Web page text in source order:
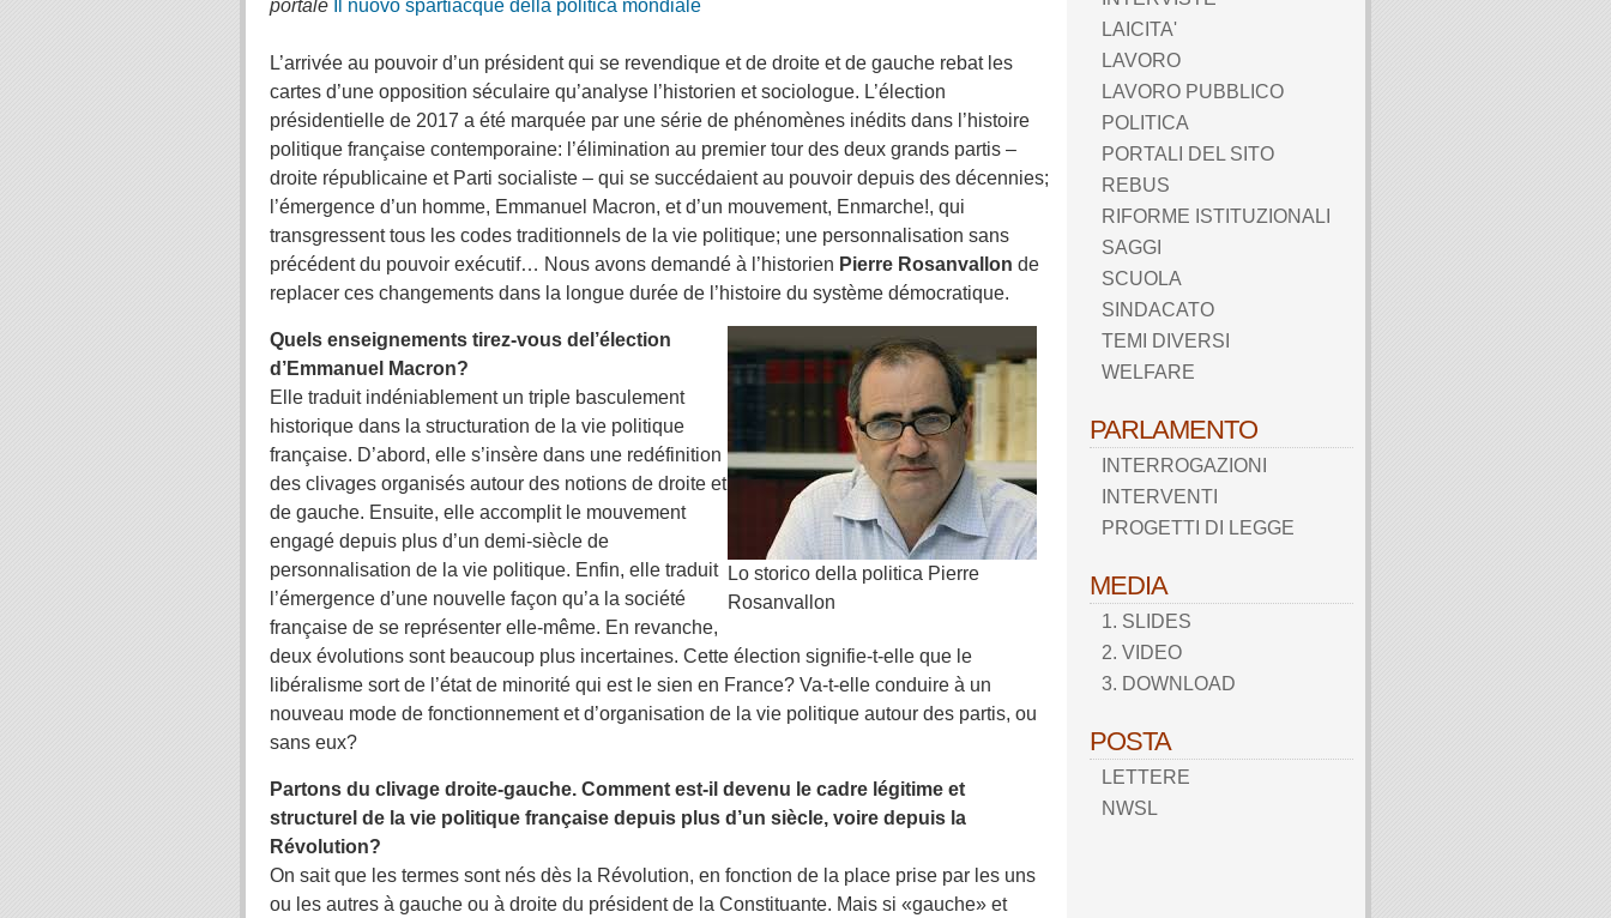
portale
Il nuovo spartiacque della politica mondiale
L’arrivée au pouvoir d’un président qui se revendique et de droite et de gauche rebat les
cartes d’une opposition séculaire qu’analyse l’historien et sociologue. L’élection
présidentielle de 2017 a été marquée par une série de phénomènes inédits dans l’histoire
politique française contemporaine: l’élimination au premier tour des deux grands partis –
droite républicaine et Parti socialiste – qui se succédaient au pouvoir depuis des décennies;
l’émergence d’un homme, Emmanuel Macron, et d’un mouvement, Enmarche!, qui
transgressent tous les codes traditionnels de la vie politique; une personnalisation sans
précédent du pouvoir exécutif… Nous avons demandé à l’historien Pierre Rosanvallon de
replacer ces changements dans la longue durée de l’histoire du système démocratique.
Lo storico della politica Pierre
Rosanvallon
Quels enseignements tirez-vous del’élection
d’Emmanuel Macron?
Elle traduit indéniablement un triple basculement
historique dans la structuration de la vie politique
française. D’abord, elle s’insère dans une redéfinition
des clivages organisés autour des notions de droite et
de gauche. Ensuite, elle accomplit le mouvement
engagé depuis plus d’un demi-siècle de
personnalisation de la vie politique. Enfin, elle traduit
l’émergence d’une nouvelle façon qu’a la société
française de se représenter elle-même. En revanche,
deux évolutions sont beaucoup plus incertaines. Cette élection signifie-t-elle que le
libéralisme sort de l’état de minorité qui est le sien en France? Va-t-elle conduire à un
nouveau mode de fonctionnement et d’organisation de la vie politique autour des partis, ou
sans eux?
Partons du clivage droite-gauche. Comment est-il devenu le cadre légitime et
structurel de la vie politique française depuis plus d’un siècle, voire depuis la
Révolution?
On sait que les termes sont nés dès la Révolution, en fonction de la place prise par les uns
ou les autres à gauche ou à droite du président de la Constituante. Mais si «gauche» et
LAICITA'
LAVORO
LAVORO PUBBLICO
POLITICA
PORTALI DEL SITO
REBUS
RIFORME ISTITUZIONALI
SAGGI
SCUOLA
SINDACATO
TEMI DIVERSI
WELFARE
PARLAMENTO
INTERROGAZIONI
INTERVENTI
PROGETTI DI LEGGE
MEDIA
1. SLIDES
2. VIDEO
3. DOWNLOAD
POSTA
LETTERE
NWSL